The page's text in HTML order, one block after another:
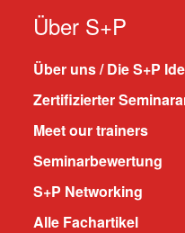
Über S+P
Über uns / Die S+P
Zertifizierter
Meet our trainers
Seminarbewertung
S+P Networking
Alle Fachartikel